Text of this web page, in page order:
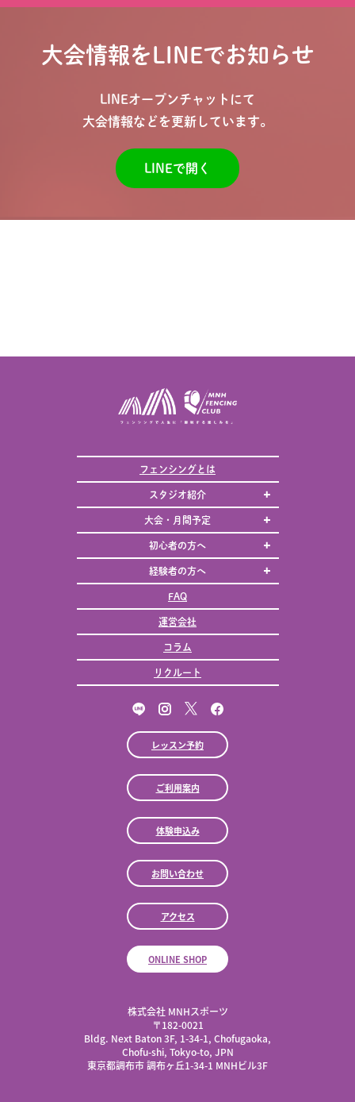
大会情報をLINEでお知らせ
LINEオープンチャットにて
大会情報などを更新しています。
LINEで開く
フェンシングとは
スタジオ紹介
大会・月間予定
初心者の方へ
経験者の方へ
FAQ
運営会社
コラム
リクルート
レッスン予約
ご利用案内
体験申込み
お問い合わせ
アクセス
ONLINE SHOP
株式会社 MNHスポーツ
​〒182-0021
Bldg. Next Baton 3F, 1-34-1, Chofugaoka,
Chofu-shi, Tokyo-to, JPN
東京都調布市 調布ヶ丘1-34-1 MNHビル3F